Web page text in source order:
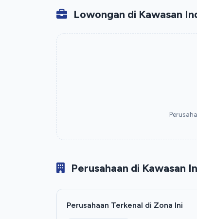
Lowongan di Kawasan
Perusahaan di Kawasan
Perusahaan Terkenal di Zona Ini